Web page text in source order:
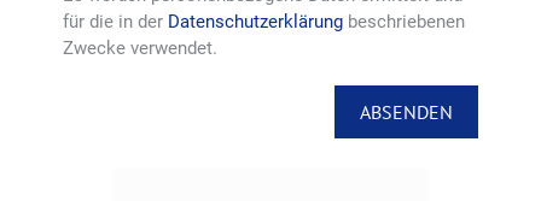
für die in der Datenschutzerklärung beschriebenen
Zwecke verwendet.